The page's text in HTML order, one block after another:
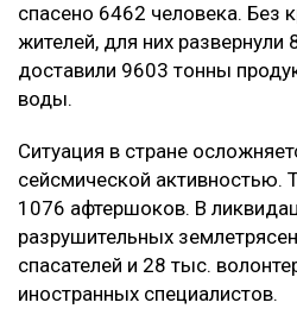
спасено 6462 человека. Без
жителей, для них развернули
доставили 9603 тонны
воды.
Ситуация в стране
сейсмической активностью.
1076 афтершоков. В
разрушительных
спасателей и 28 тыс.
иностранных специалистов.